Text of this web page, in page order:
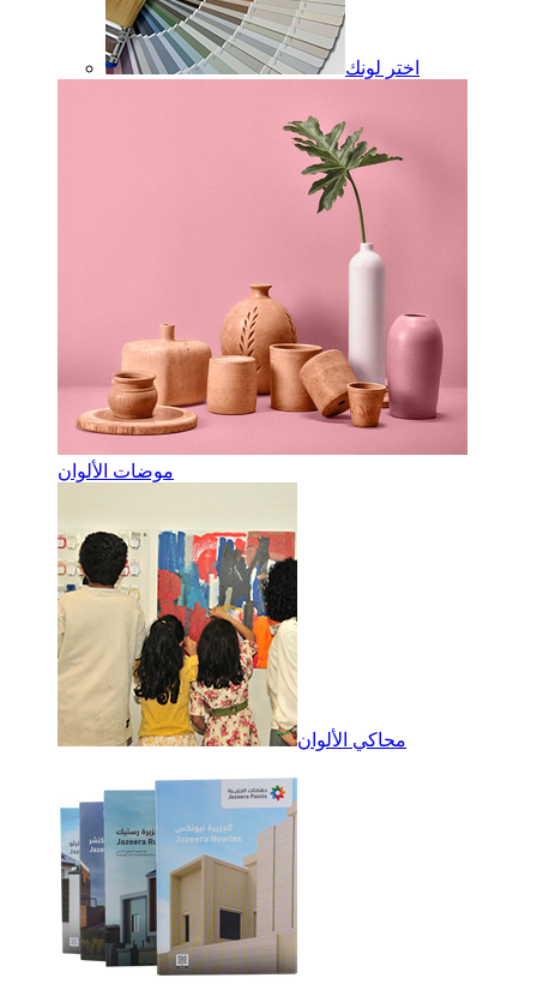
اختر لونك
موضات الألوان
محاكي الألوان